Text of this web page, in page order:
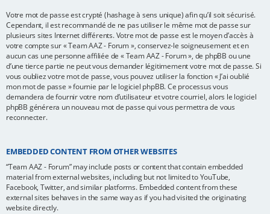
Votre mot de passe est crypté (hashage à sens unique) afin qu’il soit sécurisé.
Cependant, il est recommandé de ne pas utiliser le même mot de passe sur
plusieurs sites Internet différents. Votre mot de passe est le moyen d’accès à
votre compte sur « Team AAZ - Forum », conservez-le soigneusement et en
aucun cas une personne affiliée de « Team AAZ - Forum », de phpBB ou une
d’une tierce partie ne peut vous demander légitimement votre mot de passe. Si
vous oubliez votre mot de passe, vous pouvez utiliser la fonction « J’ai oublié
mon mot de passe » fournie par le logiciel phpBB. Ce processus vous
demandera de fournir votre nom d’utilisateur et votre courriel, alors le logiciel
phpBB générera un nouveau mot de passe qui vous permettra de vous
reconnecter.
EMBEDDED CONTENT FROM OTHER WEBSITES
“Team AAZ - Forum” may include posts or content that contain embedded
material from external websites, including but not limited to YouTube,
Facebook, Twitter, and similar platforms. Embedded content from these
external sites behaves in the same way as if you had visited the originating
website directly.